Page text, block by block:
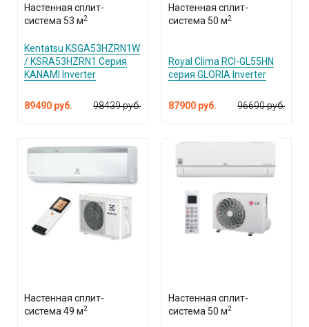
Настенная сплит-
система 53 м2
Kentatsu KSGA53HZRN1W
/ KSRA53HZRN1 Серия
KANAMI Inverter
89490 руб. 98439 руб.
Настенная сплит-
система 50 м2
Royal Clima RCI-GL55HN
серия GLORIA Inverter
87900 руб. 96690 руб.
Настенная сплит-
система 49 м2
Настенная сплит-
система 50 м2